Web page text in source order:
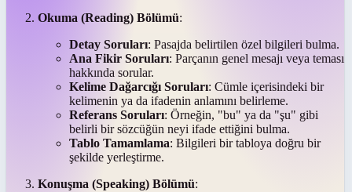
Okuma (Reading) Bölümü:
Detay Soruları: Pasajda belirtilen özel bilgileri bulma.
Ana Fikir Soruları: Parçanın genel mesajı veya teması
hakkında sorular.
Kelime Dağarcığı Soruları: Cümle içerisindeki bir
kelimenin ya da ifadenin anlamını belirleme.
Referans Soruları: Örneğin, "bu" ya da "şu" gibi
belirli bir sözcüğün neyi ifade ettiğini bulma.
Tablo Tamamlama: Bilgileri bir tabloya doğru bir
şekilde yerleştirme.
Konuşma (Speaking) Bölümü: